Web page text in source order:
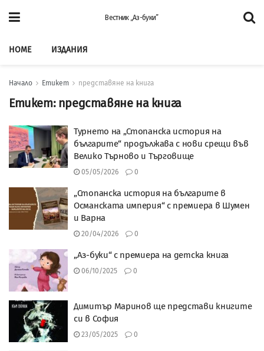
Вестник „Аз-буки”
HOME ИЗДАНИЯ
Начало Етикет представяне на книга
Етикет: представяне на книга
Турнето на „Стопанска история на
българите“ продължава с нови срещи във
Велико Търново и Търговище
05/05/2026 0
„Стопанска история на българите в
Османската империя“ с премиера в Шумен
и Варна
20/04/2026 0
„Аз-буки“ с премиера на детска книга
06/10/2025 0
Димитър Маринов ще представи книгите
си в София
23/05/2025 0